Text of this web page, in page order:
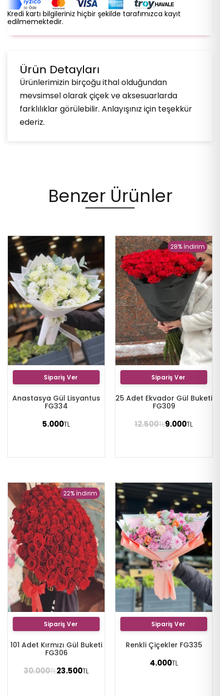
Kredi kartı bilgileriniz hiçbir şekilde tarafımızca kayıt
edilmemektedir.
Ürün Detayları
Ürünlerimizin birçoğu ithal olduğundan
mevsimsel olarak çiçek ve aksesuarlarda
farklılıklar görülebilir. Anlayışınız için teşekkür
ederiz.
Benzer Ürünler
Sipariş Ver
Anastasya Gül Lisyantus
FG334
5.000TL
28% İndirim
Sipariş Ver
25 Adet Ekvador Gül Buketi
FG309
12.500TL9.000TL
22% İndirim
Sipariş Ver
101 Adet Kırmızı Gül Buketi
FG306
30.000TL23.500TL
Sipariş Ver
Renkli Çiçekler FG335
4.000TL